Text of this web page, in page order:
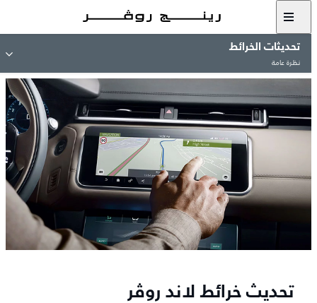
تحديثات الخرائط
نظرة عامة
تحديث خرائط لاند روڤر